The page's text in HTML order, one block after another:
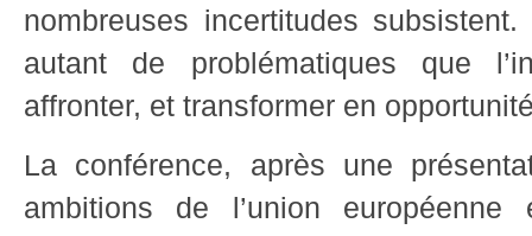
nombreuses incertitudes
autant de problématiques que
affronter, et transformer en
La conférence, après une
ambitions de l’union